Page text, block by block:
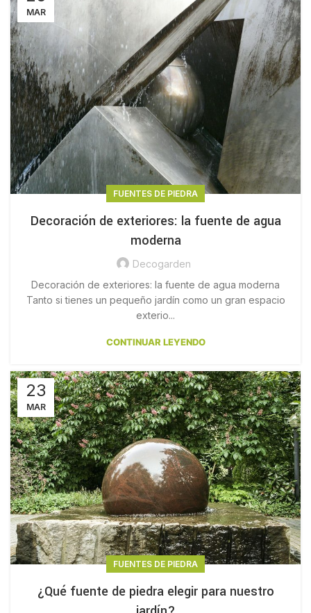
MAR
FUENTES DE PIEDRA
Decoración de exteriores: la fuente de agua
moderna
Decogarden
Decoración de exteriores: la fuente de agua moderna
Tanto si tienes un pequeño jardín como un gran espacio
exterio...
CONTINUAR LEYENDO
23
MAR
FUENTES DE PIEDRA
¿Qué fuente de piedra elegir para nuestro